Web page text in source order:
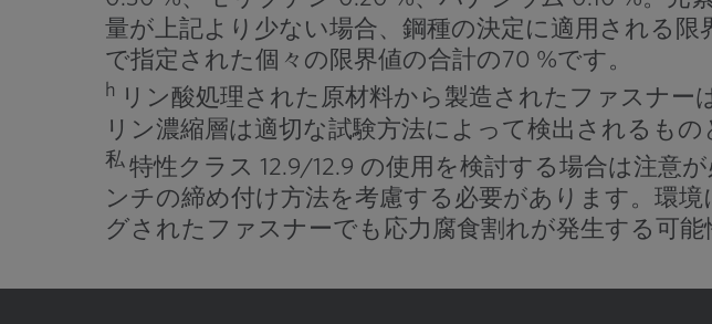
量が上記より少ない場合、鋼種の決定に適用される
で指定された個々の限界値の合計の70 %です。
h リン酸処理された原材料から製造されたファスナー
リン濃縮層は適切な試験方法によって検出されるもの
私 特性クラス 12.9/12.9 の使用を検討する場合は注意
ンチの締め付け方法を考慮する必要があります。環
グされたファスナーでも応力腐食割れが発生する可能